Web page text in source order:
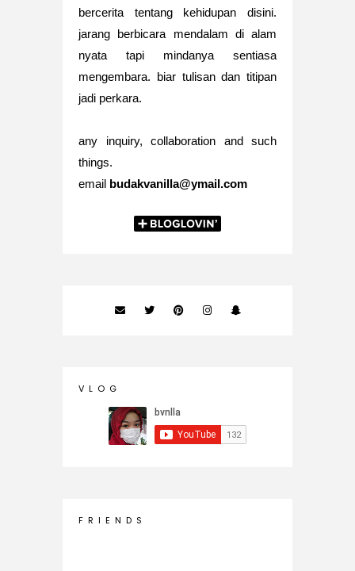
bercerita tentang kehidupan disini.
jarang berbicara mendalam di alam
nyata tapi mindanya sentiasa
mengembara. biar tulisan dan titipan
jadi perkara.
any inquiry, collaboration and such
things.
email budakvanilla@ymail.com
V L O G
F R I E N D S